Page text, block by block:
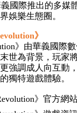
國際推出的多媒
娛樂生態圈。
》
》由華義國際
世為背景，玩家
強調成人向互動
獨特遊戲體驗。
》官方網